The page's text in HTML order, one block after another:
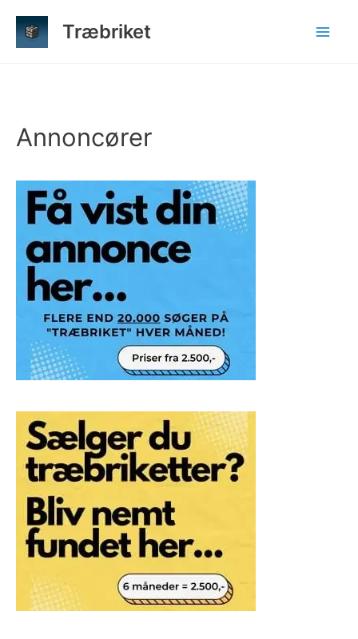
Træbriket
Annoncører